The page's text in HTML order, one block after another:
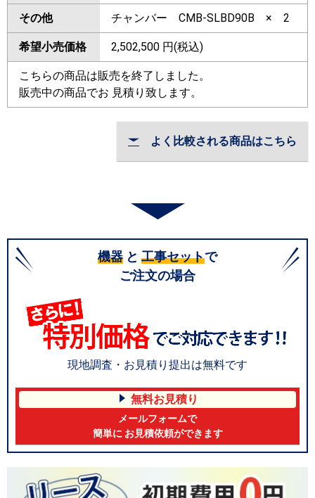
その他 チャンバー CMB-SLBD90B × 2
希望小売価格 2,502,500 円(税込)
こちらの商品は販売を終了しました。
販売中の商品でお 見積り致します。
よく比較される商品はこちら
機器 と 工事セットで
ご注文の場合
現地調査・お見積り提出は無料です
無料お見積り
メールフォームで
簡単に お見積依頼ができます